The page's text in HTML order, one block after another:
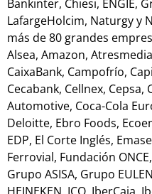
Bankinter, Chiesi, ENGIE,
LafargeHolcim, Naturgy y
más de 80 grandes
Alsea, Amazon,
CaixaBank, Campofrío,
Cecabank, Cellnex, Cepsa,
Automotive, Coca-Cola
Deloitte, Ebro Foods,
EDP, El Corte Inglés,
Ferrovial, Fundación
Grupo ASISA, Grupo